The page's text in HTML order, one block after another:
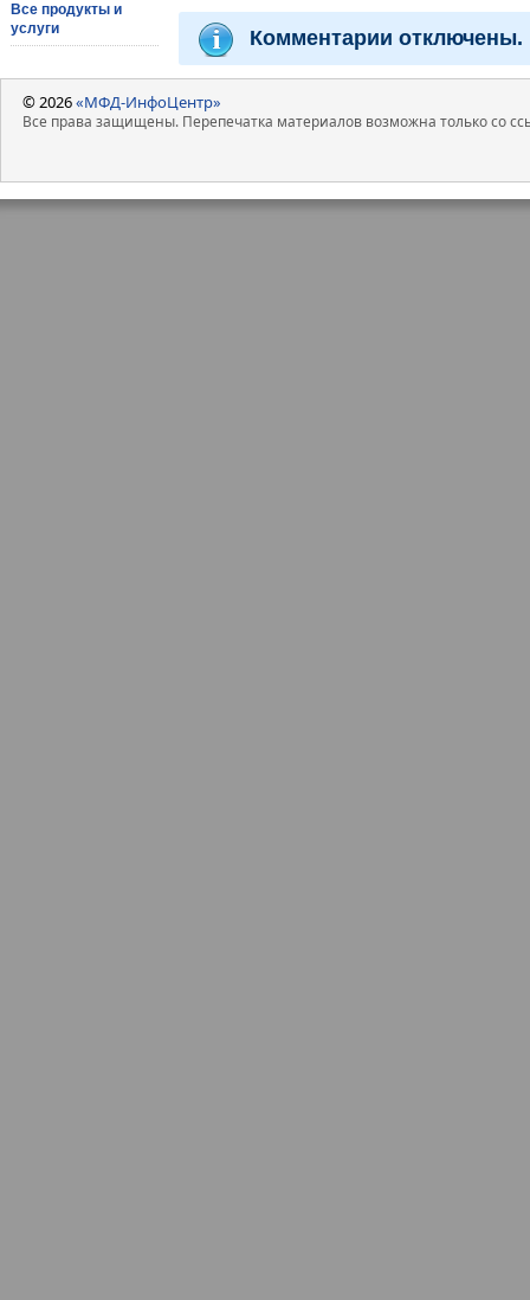
Все продукты и
услуги
Комментарии отключены.
© 2026«МФД-ИнфоЦентр»
Все права защищены. Перепечатка материалов возможна только со